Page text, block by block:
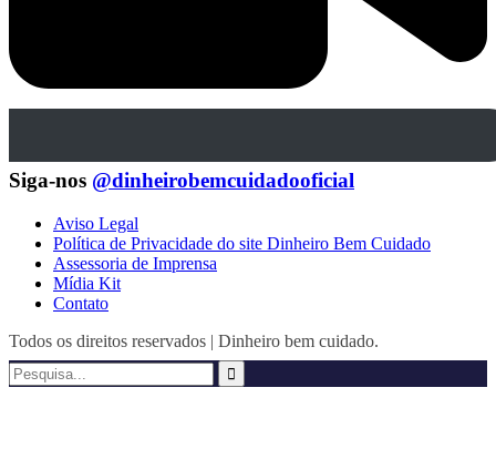
Siga-nos @dinheirobemcuidadooficial
Aviso Legal
Política de Privacidade do site Dinheiro Bem Cuidado
Assessoria de Imprensa
Mídia Kit
Contato
Todos os direitos reservados | Dinheiro bem cuidado.